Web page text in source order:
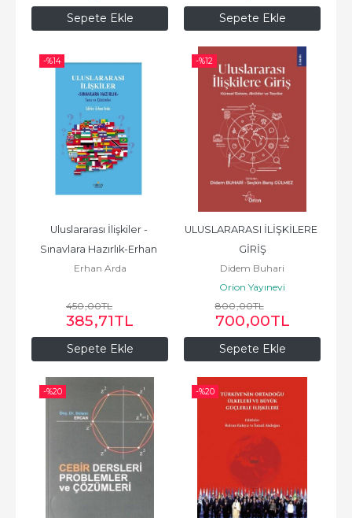
Sepete Ekle Sepete Ekle
-%14
Sepete Ekle
Uluslararası İlişkiler -
Sınavlara Hazırlık-Erhan
Arda
Erhan Arda
450,00TL
385,71TL
-%12
Sepete Ekle
ULUSLARARASI İLİŞKİLERE
GİRİŞ
Didem Buhari
Orion Yayınevi
800,00TL
700,00TL
-%20 -%20